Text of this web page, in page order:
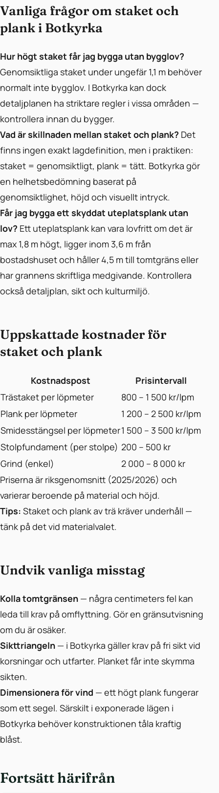
Vanliga frågor om staket och
plank i Botkyrka
Hur högt staket får jag bygga utan bygglov?
Genomsiktliga staket under ungefär 1,1 m behöver
normalt inte bygglov. I Botkyrka kan dock
detaljplanen ha striktare regler i vissa områden —
kontrollera innan du bygger.
Vad är skillnaden mellan staket och plank? Det
finns ingen exakt lagdefinition, men i praktiken:
staket = genomsiktligt, plank = tätt. Botkyrka gör
en helhetsbedömning baserat på
genomsiktlighet, höjd och visuellt intryck.
Får jag bygga ett skyddat uteplatsplank utan
lov? Ett uteplatsplank kan vara lovfritt om det är
max 1,8 m högt, ligger inom 3,6 m från
bostadshuset och håller 4,5 m till tomtgräns eller
har grannens skriftliga medgivande. Kontrollera
också detaljplan, sikt och kulturmiljö.
Uppskattade kostnader för
staket och plank
Kostnadspost
Prisintervall
Trästaket per löpmeter
800 – 1 500 kr/lpm
Plank per löpmeter
1 200 – 2 500 kr/lpm
Smidesstängsel per löpmeter1 500 – 3 500 kr/lpm
Stolpfundament (per stolpe) 200 – 500 kr
Grind (enkel)
2 000 – 8 000 kr
Priserna är riksgenomsnitt (2025/2026) och
varierar beroende på material och höjd.
Tips: Staket och plank av trä kräver underhåll —
tänk på det vid materialvalet.
Undvik vanliga misstag
Kolla tomtgränsen — några centimeters fel kan
leda till krav på omflyttning. Gör en gränsutvisning
om du är osäker.
Sikttriangeln — i Botkyrka gäller krav på fri sikt vid
korsningar och utfarter. Planket får inte skymma
sikten.
Dimensionera för vind — ett högt plank fungerar
som ett segel. Särskilt i exponerade lägen i
Botkyrka behöver konstruktionen tåla kraftig
blåst.
Fortsätt härifrån